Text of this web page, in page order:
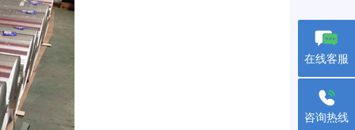
在线客服
咨询热线